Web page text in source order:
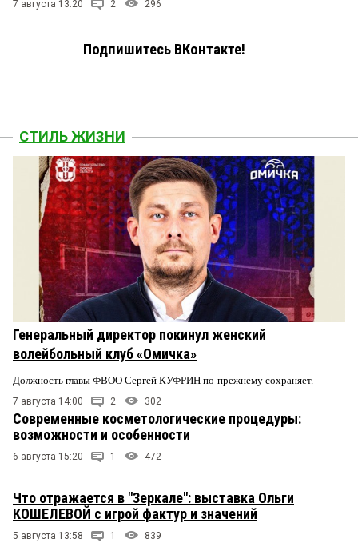
7 августа 13:20 2 296
Подпишитесь ВКонтакте!
СТИЛЬ ЖИЗНИ
Генеральный директор покинул женский
волейбольный клуб «Омичка»
Должность главы ФВОО Сергей КУФРИН по-прежнему сохраняет.
7 августа 14:00 2 302
Современные косметологические процедуры:
возможности и особенности
6 августа 15:20 1 472
Что отражается в "Зеркале": выставка Ольги
КОШЕЛЕВОЙ с игрой фактур и значений
5 августа 13:58 1 839